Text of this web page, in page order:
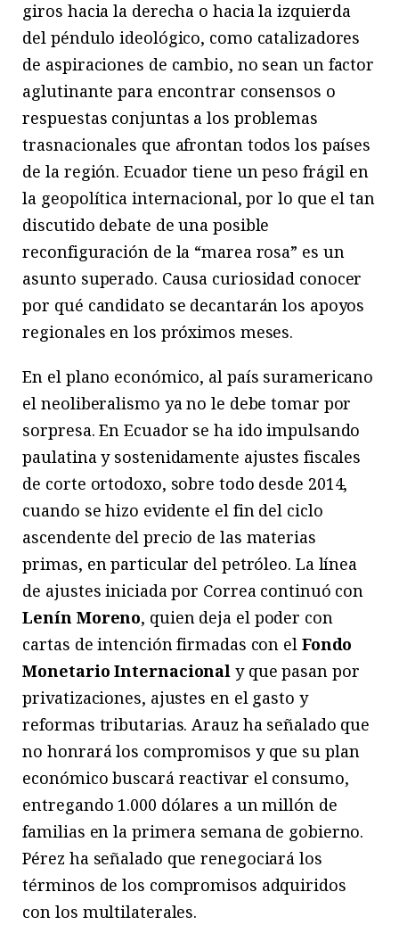
giros hacia la derecha o hacia la izquierda
del péndulo ideológico, como catalizadores
de aspiraciones de cambio, no sean un factor
aglutinante para encontrar consensos o
respuestas conjuntas a los problemas
trasnacionales que afrontan todos los países
de la región. Ecuador tiene un peso frágil en
la geopolítica internacional, por lo que el tan
discutido debate de una posible
reconfiguración de la “marea rosa” es un
asunto superado. Causa curiosidad conocer
por qué candidato se decantarán los apoyos
regionales en los próximos meses.
En el plano económico, al país suramericano
el neoliberalismo ya no le debe tomar por
sorpresa. En Ecuador se ha ido impulsando
paulatina y sostenidamente ajustes fiscales
de corte ortodoxo, sobre todo desde 2014,
cuando se hizo evidente el fin del ciclo
ascendente del precio de las materias
primas, en particular del petróleo. La línea
de ajustes iniciada por Correa continuó con
Lenín Moreno, quien deja el poder con
cartas de intención firmadas con el Fondo
Monetario Internacional y que pasan por
privatizaciones, ajustes en el gasto y
reformas tributarias. Arauz ha señalado que
no honrará los compromisos y que su plan
económico buscará reactivar el consumo,
entregando 1.000 dólares a un millón de
familias en la primera semana de gobierno.
Pérez ha señalado que renegociará los
términos de los compromisos adquiridos
con los multilaterales.